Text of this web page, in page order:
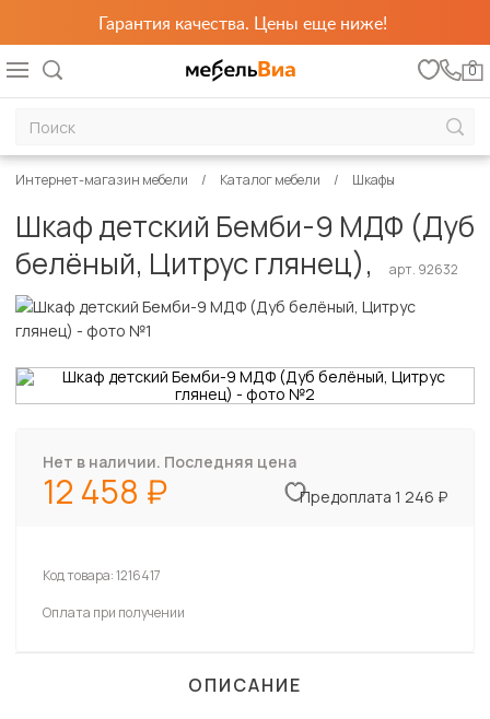
Гарантия качества. Цены еще ниже!
0
Интернет-магазин мебели Каталог мебели Шкафы
Шкаф детский Бемби-9 МДФ (Дуб
белёный, Цитрус глянец),
арт. 92632
Нет в наличии. Последняя цена
12 458 Предоплата 1 246 ₽
Код товара:1216417
Оплата при получении
ОПИСАНИЕ